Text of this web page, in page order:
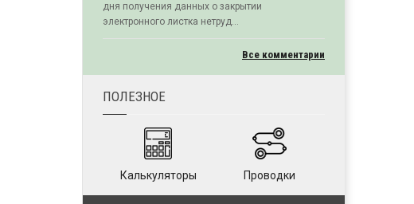
дня получения данных о закрытии
электронного листка нетруд...
Все комментарии
ПОЛЕЗНОЕ
Калькуляторы Проводки